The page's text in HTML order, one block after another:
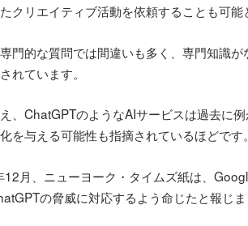
クリエイティブ活動を依頼することも可能
門的な質問では間違いも多く、専門知識
れています。
、ChatGPTのようなAIサービスは過去に
を与える可能性も指摘されているほどです。
月、ニューヨーク・タイムズ紙は、
の脅威に対応するよう命じたと報じま